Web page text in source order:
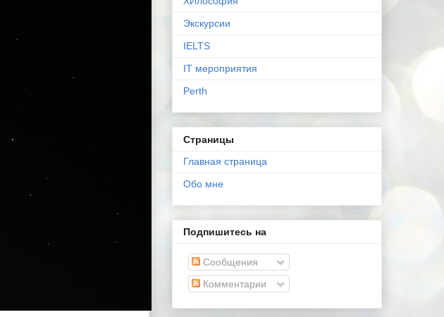
Экскурсии
IELTS
IT мероприятия
Perth
Страницы
Главная страница
Обо мне
Подпишитесь на
Сообщения
Комментарии